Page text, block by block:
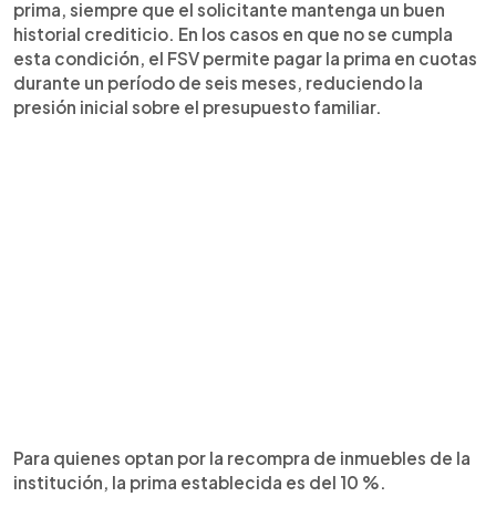
prima, siempre que el solicitante mantenga un buen
historial crediticio. En los casos en que no se cumpla
esta condición, el FSV permite pagar la prima en cuotas
durante un período de seis meses, reduciendo la
presión inicial sobre el presupuesto familiar.
Para quienes optan por la recompra de inmuebles de la
institución, la prima establecida es del 10 %.